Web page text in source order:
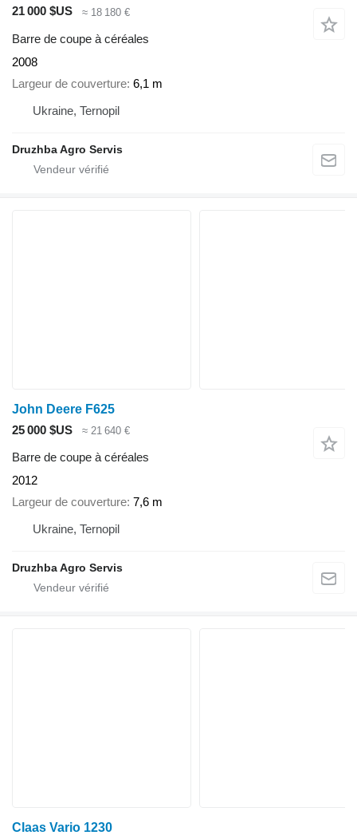
21 000 $US ≈ 18 180 €
Barre de coupe à céréales
2008
Largeur de couverture 6,1 m
Ukraine, Ternopil
Druzhba Agro Servis
John Deere F625
25 000 $US
≈ 21 640 €
Barre de coupe à céréales
2012
Largeur de couverture 7,6 m
Ukraine, Ternopil
Druzhba Agro Servis
Claas Vario 1230